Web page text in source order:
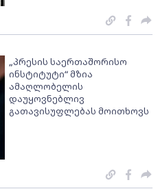
„პრესის საერთაშორისო
ინსტიტუტი“ მზია
ამაღლობელის
დაუყოვნებლივ
გათავისუფლებას მოითხოვს